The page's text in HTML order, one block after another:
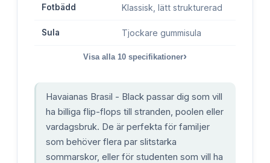
Fotbädd Klassisk, lätt strukturerad
Sula Tjockare gummisula
Visa alla 10 specifikationer›
Havaianas Brasil - Black passar dig som vill
ha billiga flip-flops till stranden, poolen eller
vardagsbruk. De är perfekta för familjer
som behöver flera par slitstarka
sommarskor, eller för studenten som vill ha